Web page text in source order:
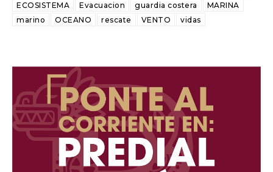
ECOSISTEMA
Evacuacion guardia costera
MARINA
marino
OCEANO rescate VENTO vidas